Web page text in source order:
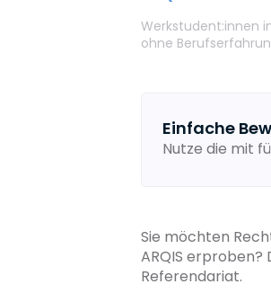
Werkstudent:innen
ohne
Einfache
Nutze die mit
Sie möchten
ARQIS
Referendariat.